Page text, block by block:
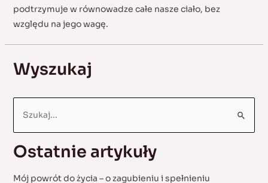
podtrzymuje w równowadze całe nasze ciało, bez
względu na jego wagę.
Wyszukaj
r
c
Ostatnie artykuły
Mój powrót do życia – o zagubieniu i spełnieniu